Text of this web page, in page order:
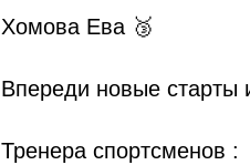
Хомова Ева 🥉
Впереди новые старты
Тренера спортсменов :